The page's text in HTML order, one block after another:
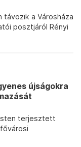
távozik a Városháza
posztjáról Rényi
újságokra
terjesztett